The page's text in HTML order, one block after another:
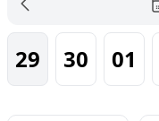
29 30 01